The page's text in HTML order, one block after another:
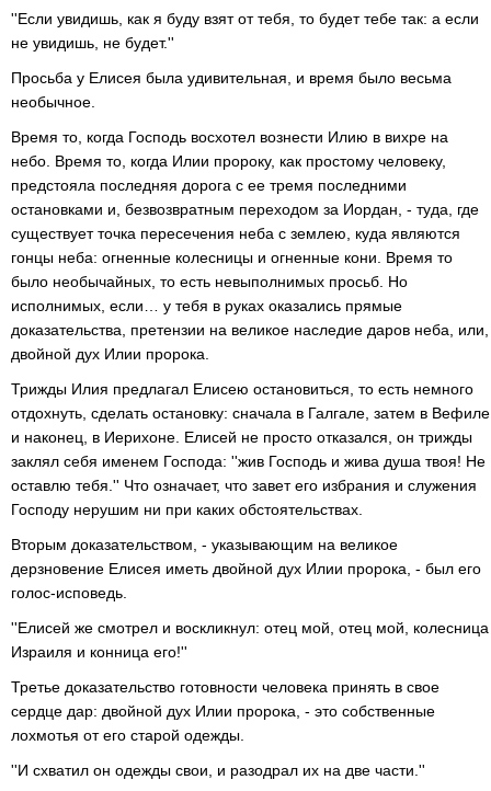
''Если увидишь, как я буду взят от тебя, то будет тебе так: а если
не увидишь, не будет.''
Просьба у Елисея была удивительная, и время было весьма
необычное.
Время то, когда Господь восхотел вознести Илию в вихре на
небо. Время то, когда Илии пророку, как простому человеку,
предстояла последняя дорога с ее тремя последними
остановками и, безвозвратным переходом за Иордан, - туда, где
существует точка пересечения неба с землею, куда являются
гонцы неба: огненные колесницы и огненные кони. Время то
было необычайных, то есть невыполнимых просьб. Но
исполнимых, если… у тебя в руках оказались прямые
доказательства, претензии на великое наследие даров неба, или,
двойной дух Илии пророка.
Трижды Илия предлагал Елисею остановиться, то есть немного
отдохнуть, сделать остановку: сначала в Галгале, затем в Вефиле
и наконец, в Иерихоне. Елисей не просто отказался, он трижды
заклял себя именем Господа: ''жив Господь и жива душа твоя! Не
оставлю тебя.'' Что означает, что завет его избрания и служения
Господу нерушим ни при каких обстоятельствах.
Вторым доказательством, - указывающим на великое
дерзновение Елисея иметь двойной дух Илии пророка, - был его
голос-исповедь.
''Елисей же смотрел и воскликнул: отец мой, отец мой, колесница
Израиля и конница его!''
Третье доказательство готовности человека принять в свое
сердце дар: двойной дух Илии пророка, - это собственные
лохмотья от его старой одежды.
''И схватил он одежды свои, и разодрал их на две части.''